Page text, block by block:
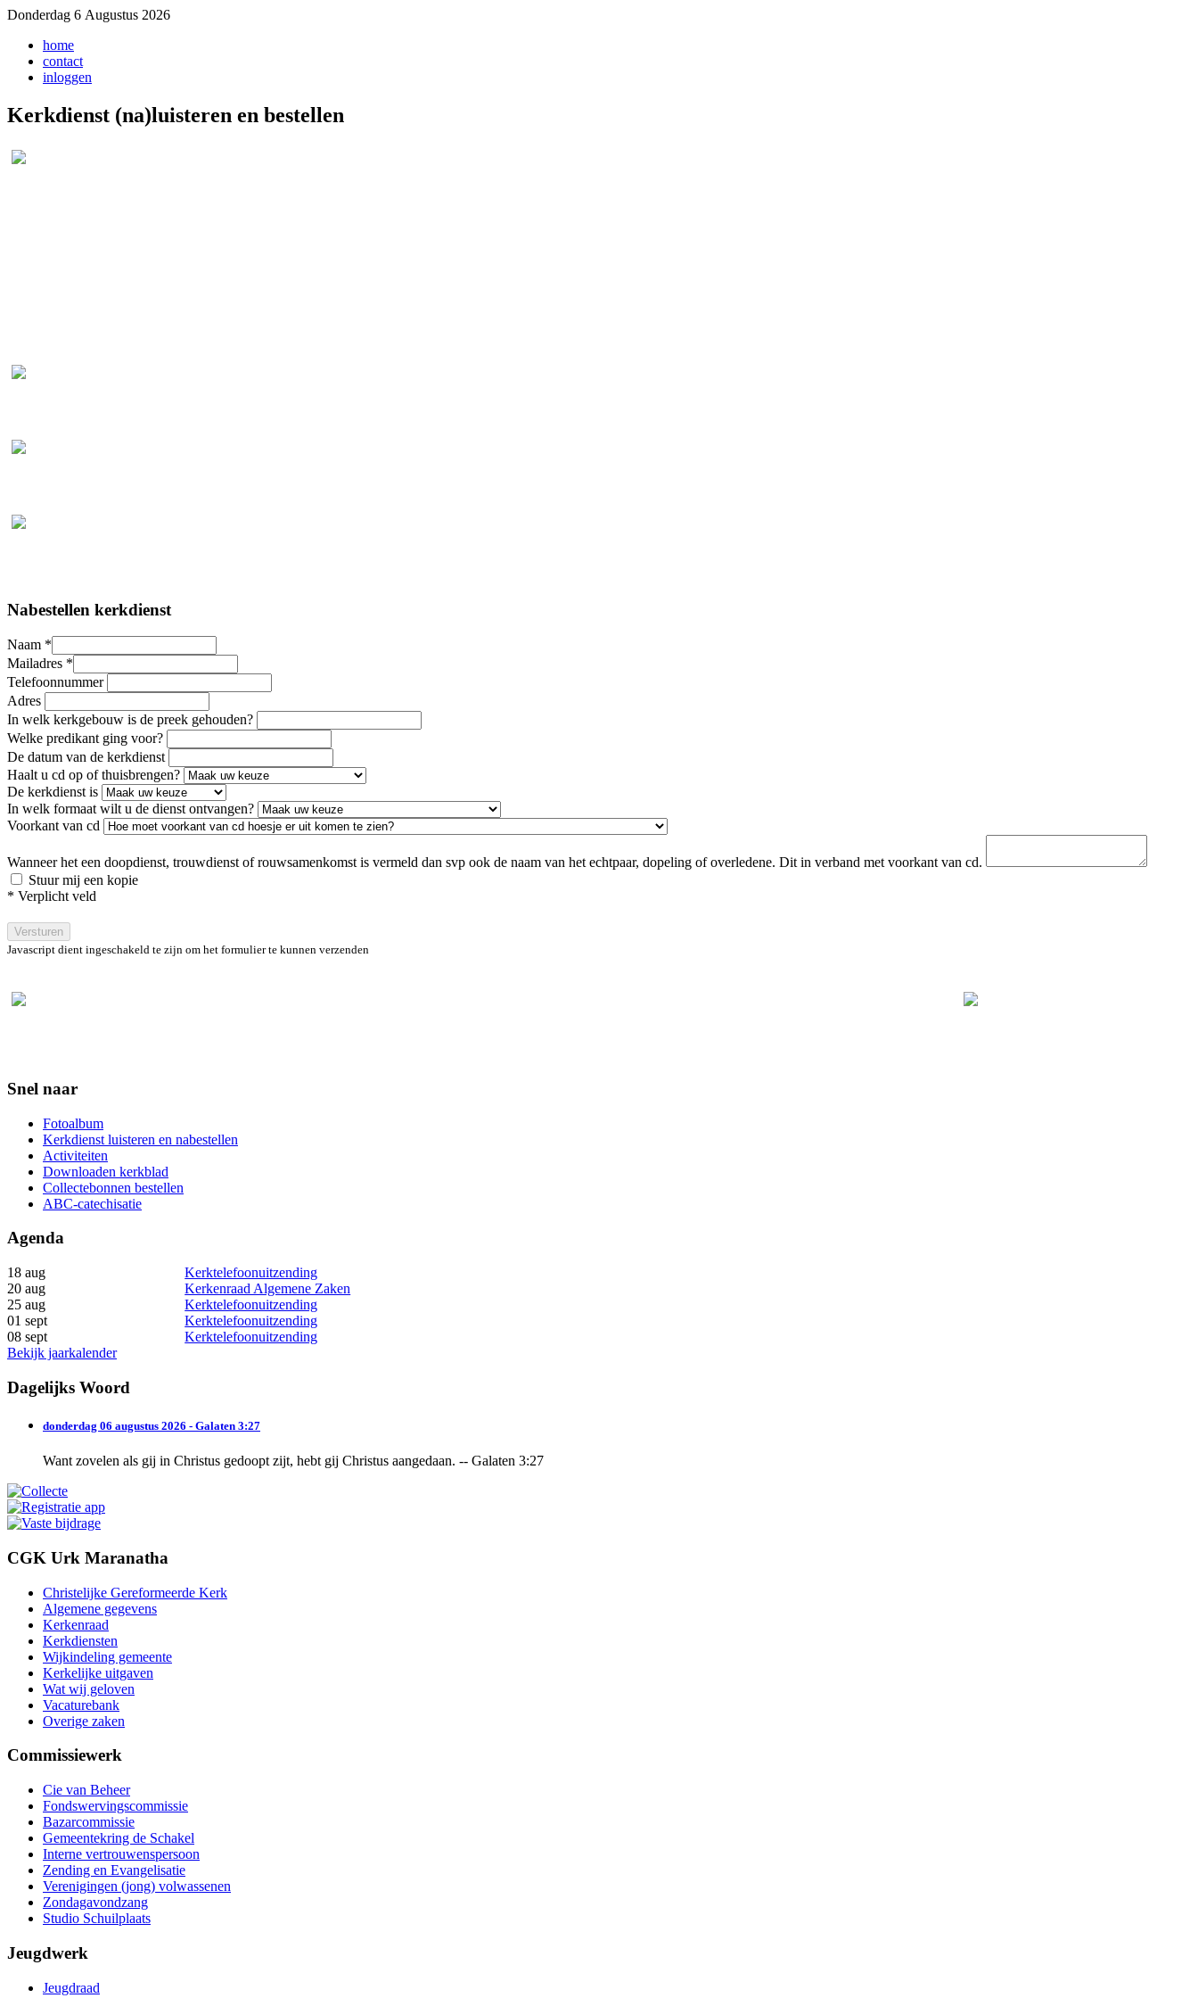
Donderdag 6 Augustus 2026
home
contact
inloggen
Kerkdienst (na)luisteren en bestellen
Nabestellen kerkdienst
Naam *
Mailadres *
Telefoonnummer
Adres
In welk kerkgebouw is de preek gehouden?
Welke predikant ging voor?
De datum van de kerkdienst
Haalt u cd op of thuisbrengen?
De kerkdienst is
In welk formaat wilt u de dienst ontvangen?
Voorkant van cd
Wanneer het een doopdienst, trouwdienst of rouwsamenkomst is vermeld dan svp ook de naam van het echtpaar, dopeling of overledene. Dit in verband met voorkant van cd.
Stuur mij een kopie
* Verplicht veld
Versturen
Javascript dient ingeschakeld te zijn om het formulier te kunnen verzenden
Snel naar
Fotoalbum
Kerkdienst luisteren en nabestellen
Activiteiten
Downloaden kerkblad
Collectebonnen bestellen
ABC-catechisatie
Agenda
18 aug
Kerktelefoonuitzending
20 aug
Kerkenraad Algemene Zaken
25 aug
Kerktelefoonuitzending
01 sept
Kerktelefoonuitzending
08 sept
Kerktelefoonuitzending
Bekijk jaarkalender
Dagelijks Woord
donderdag 06 augustus 2026 - Galaten 3:27
Want zovelen als gij in Christus gedoopt zijt, hebt gij Christus aangedaan. -- Galaten 3:27
CGK Urk Maranatha
Christelijke Gereformeerde Kerk
Algemene gegevens
Kerkenraad
Kerkdiensten
Wijkindeling gemeente
Kerkelijke uitgaven
Wat wij geloven
Vacaturebank
Overige zaken
Commissiewerk
Cie van Beheer
Fondswervingscommissie
Bazarcommissie
Gemeentekring de Schakel
Interne vertrouwenspersoon
Zending en Evangelisatie
Verenigingen (jong) volwassenen
Zondagavondzang
Studio Schuilplaats
Jeugdwerk
Jeugdraad